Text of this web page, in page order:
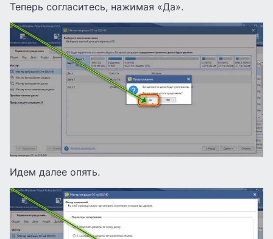
Теперь согласитесь, нажимая «Да».
Идем далее опять.